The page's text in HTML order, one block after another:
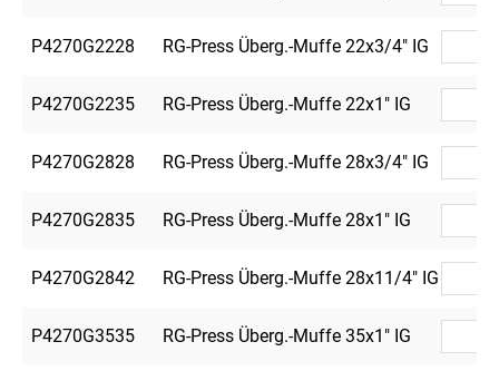
P4270G2228 RG-Press Überg.-Muffe 22x3/4" IG
P4270G2235 RG-Press Überg.-Muffe 22x1" IG
P4270G2828 RG-Press Überg.-Muffe 28x3/4" IG
P4270G2835 RG-Press Überg.-Muffe 28x1" IG
P4270G2842 RG-Press Überg.-Muffe 28x11/4" IG
P4270G3535 RG-Press Überg.-Muffe 35x1" IG